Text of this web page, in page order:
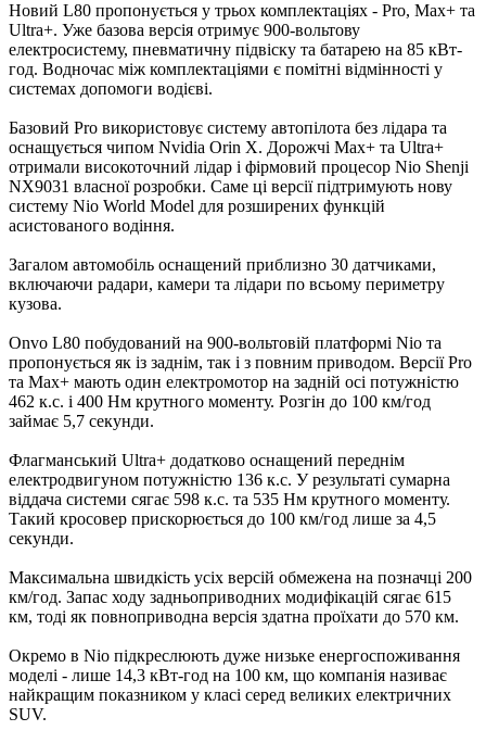
Новий L80 пропонується у трьох комплектаціях - Pro, Max+ та
Ultra+. Уже базова версія отримує 900-вольтову
електросистему, пневматичну підвіску та батарею на 85 кВт-
год. Водночас між комплектаціями є помітні відмінності у
системах допомоги водієві.
Базовий Pro використовує систему автопілота без лідара та
оснащується чипом Nvidia Orin X. Дорожчі Max+ та Ultra+
отримали високоточний лідар і фірмовий процесор Nio Shenji
NX9031 власної розробки. Саме ці версії підтримують нову
систему Nio World Model для розширених функцій
асистованого водіння.
Загалом автомобіль оснащений приблизно 30 датчиками,
включаючи радари, камери та лідари по всьому периметру
кузова.
Onvo L80 побудований на 900-вольтовій платформі Nio та
пропонується як із заднім, так і з повним приводом. Версії Pro
та Max+ мають один електромотор на задній осі потужністю
462 к.с. і 400 Нм крутного моменту. Розгін до 100 км/год
займає 5,7 секунди.
Флагманський Ultra+ додатково оснащений переднім
електродвигуном потужністю 136 к.с. У результаті сумарна
віддача системи сягає 598 к.с. та 535 Нм крутного моменту.
Такий кросовер прискорюється до 100 км/год лише за 4,5
секунди.
Максимальна швидкість усіх версій обмежена на позначці 200
км/год. Запас ходу задньоприводних модифікацій сягає 615
км, тоді як повноприводна версія здатна проїхати до 570 км.
Окремо в Nio підкреслюють дуже низьке енергоспоживання
моделі - лише 14,3 кВт-год на 100 км, що компанія називає
найкращим показником у класі серед великих електричних
SUV.